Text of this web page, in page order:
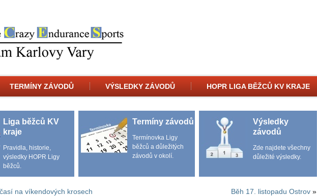
TERMÍNY ZÁVODŮ VÝSLEDKY ZÁVODŮ HOPR LIGA BĚŽCŮ KV KRAJE
Liga běžců KV
kraje
Pravidla, historie,
výsledky HOPR Ligy
běžců.
Termíny závodů
Termínovka Ligy
běžců a důležitých
závodů v okolí.
Výsledky
závodů
Zde najdete všechny
důležité výsledky.
na víkendových krosech Běh 17. listopadu Ostrov »